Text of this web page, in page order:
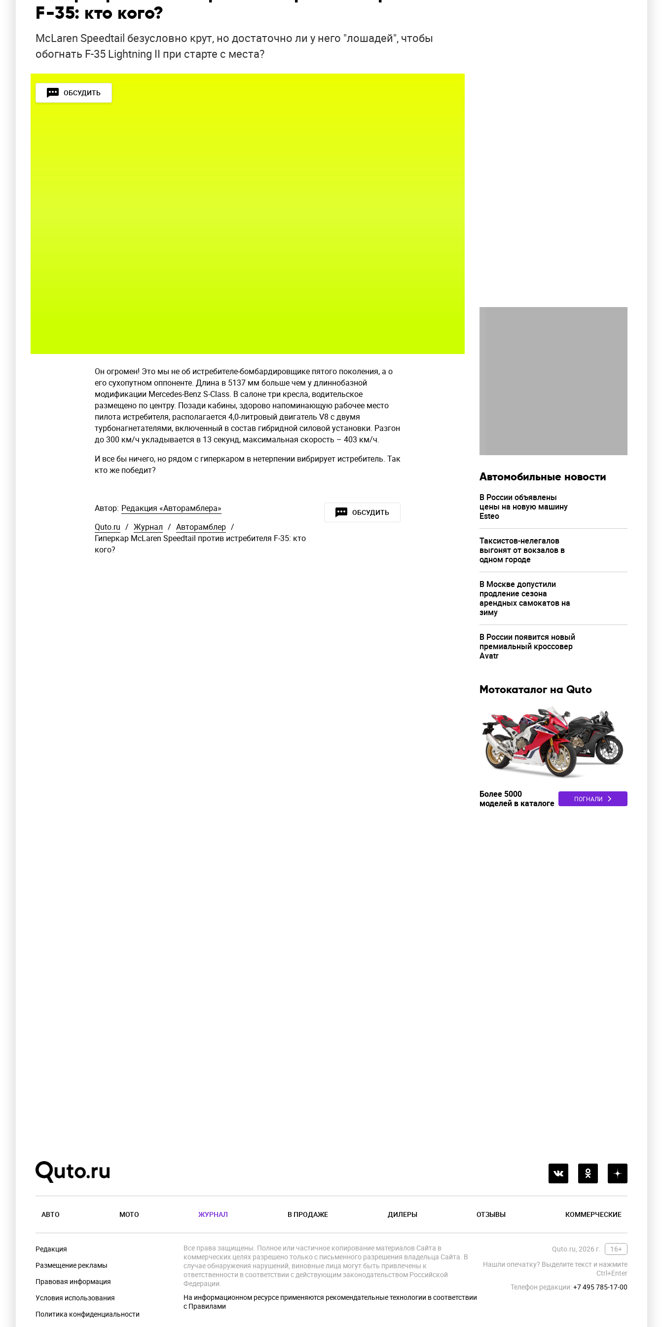
F-35: кто кого?
McLaren Speedtail безусловно крут, но достаточно ли у него "лошадей", чтобы
обогнать F-35 Lightning II при старте с места?
ОБСУДИТЬ
Он огромен! Это мы не об истребителе-бомбардировщике пятого поколения, а о
его сухопутном оппоненте. Длина в 5137 мм больше чем у длиннобазной
модификации Mercedes-Benz S-Class. В салоне три кресла, водительское
размещено по центру. Позади кабины, здорово напоминающую рабочее место
пилота истребителя, располагается 4,0-литровый двигатель V8 с двумя
турбонагнетателями, включенный в состав гибридной силовой установки. Разгон
до 300 км/ч укладывается в 13 секунд, максимальная скорость – 403 км/ч.
И все бы ничего, но рядом с гиперкаром в нетерпении вибрирует истребитель. Так
кто же победит?
ОБСУДИТЬ
Автор: Редакция «Авторамблера»
Quto.ru / Журнал / Авторамблер /
Гиперкар McLaren Speedtail против истребителя F-35: кто
кого?
Автомобильные новости
В России объявлены
цены на новую машину
Esteo
Таксистов-нелегалов
выгонят от вокзалов в
одном городе
В Москве допустили
продление сезона
арендных самокатов на
зиму
В России появится новый
премиальный кроссовер
Avatr
Мотокаталог на Quto
Более 5000
моделей в каталоге
ПОГНАЛИ
АВТО МОТО ЖУРНАЛ В ПРОДАЖЕ ДИЛЕРЫ ОТЗЫВЫ КОММЕРЧЕСКИЕ
Редакция
Размещение рекламы
Правовая информация
Условия использования
Политика конфиденциальности
Quto.ru, 2026 г.
16+
Нашли опечатку? Выделите текст и нажмите
Ctrl+Enter
Телефон редакции:+7 495 785-17-00
Все права защищены. Полное или частичное копирование материалов Сайта в
коммерческих целях разрешено только с письменного разрешения владельца Сайта. В
случае обнаружения нарушений, виновные лица могут быть привлечены к
ответственности в соответствии с действующим законодательством Российской
Федерации.
На информационном ресурсе применяются рекомендательные технологии в соответствии
с Правилами